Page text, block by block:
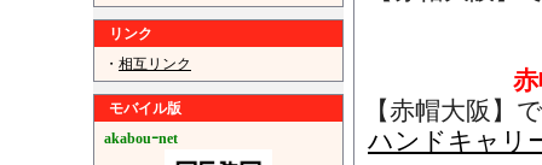
リンク
・ 相互リンク
モバイル版
akabouｰnet
【赤帽大阪】
ハンドキャリ